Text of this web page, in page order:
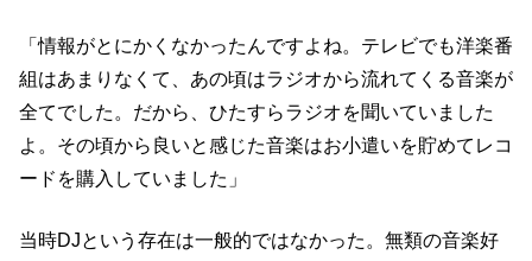
「情報がとにかくなかったんですよね。テレビでも洋楽番
組はあまりなくて、あの頃はラジオから流れてくる音楽が
全てでした。だから、ひたすらラジオを聞いていました
よ。その頃から良いと感じた音楽はお小遣いを貯めてレコ
ードを購入していました」
当時DJという存在は一般的ではなかった。無類の音楽好